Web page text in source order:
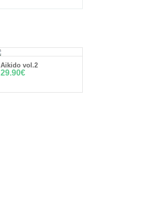
LISÄÄ OSTOSKORIIN
Aikido vol.2
29.90€